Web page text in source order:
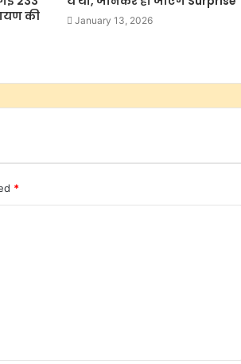
की
January 13, 2026
*